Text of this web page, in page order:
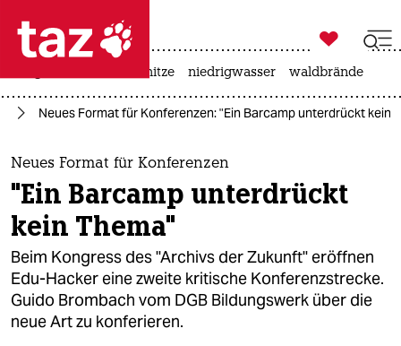
 taz zahl ich
taz zahl ich
themen
politik
öko
gesellschaft
kultur

taz zahl ich
hitze niedrigwasser waldbrände
Neues Format für Konferenzen: "Ein Barcamp unterdrückt kein
Neues Format für Konferenzen
"Ein Barcamp unterdrückt
kein Thema"
Beim Kongress des "Archivs der Zukunft" eröffnen
Edu-Hacker eine zweite kritische Konferenzstrecke.
Guido Brombach vom DGB Bildungswerk über die
neue Art zu konferieren.